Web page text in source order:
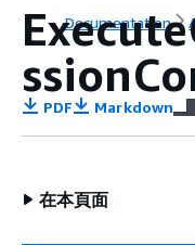
Documentation
PDF Markdown
在本頁面